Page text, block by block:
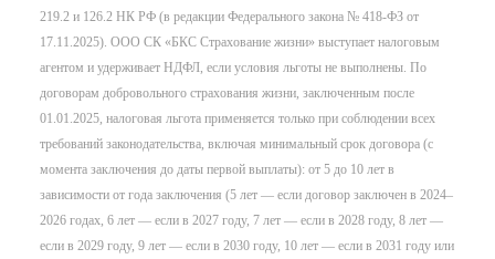
219.2 и 126.2 НК РФ (в редакции Федерального закона № 418-ФЗ от
17.11.2025). ООО СК «БКС Страхование жизни» выступает налоговым
агентом и удерживает НДФЛ, если условия льготы не выполнены. По
договорам добровольного страхования жизни, заключенным после
01.01.2025, налоговая льгота применяется только при соблюдении всех
требований законодательства, включая минимальный срок договора (с
момента заключения до даты первой выплаты): от 5 до 10 лет в
зависимости от года заключения (5 лет — если договор заключен в 2024–
2026 годах, 6 лет — если в 2027 году, 7 лет — если в 2028 году, 8 лет —
если в 2029 году, 9 лет — если в 2030 году, 10 лет — если в 2031 году или